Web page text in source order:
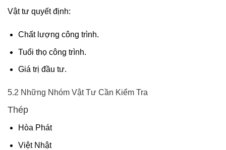
Vật tư quyết định:
Chất lượng công trình.
Tuổi thọ công trình.
Giá trị đầu tư.
5.2 Những Nhóm Vật Tư Cần Kiểm Tra
Thép
Hòa Phát
Việt Nhật